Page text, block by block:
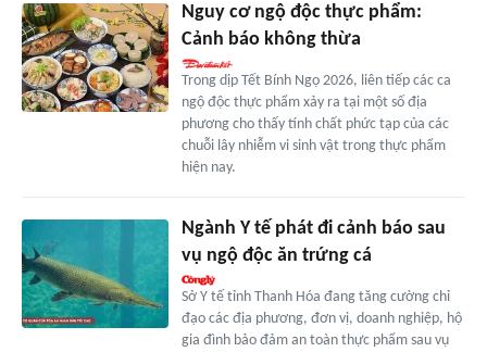
Nguy cơ ngộ độc thực phẩm:
Cảnh báo không thừa
Trong dịp Tết Bính Ngọ 2026, liên tiếp các ca
ngộ độc thực phẩm xảy ra tại một số địa
phương cho thấy tính chất phức tạp của các
chuỗi lây nhiễm vi sinh vật trong thực phẩm
hiện nay.
Ngành Y tế phát đi cảnh báo sau
vụ ngộ độc ăn trứng cá
Sở Y tế tỉnh Thanh Hóa đang tăng cường chỉ
đạo các địa phương, đơn vị, doanh nghiệp, hộ
gia đình bảo đảm an toàn thực phẩm sau vụ